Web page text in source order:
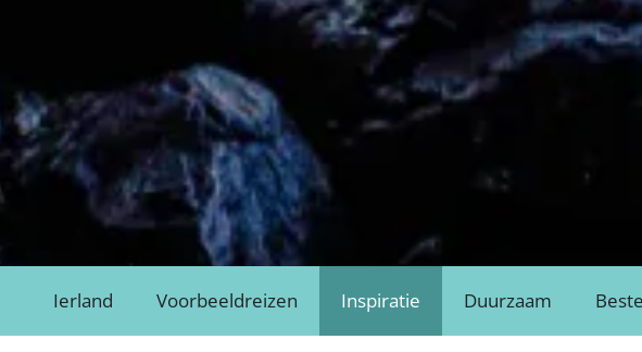
Ierland Voorbeeldreizen Inspiratie Duurzaam